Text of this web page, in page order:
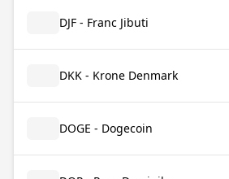
DJF - Franc Jibuti
DKK - Krone Denmark
DOGE - Dogecoin